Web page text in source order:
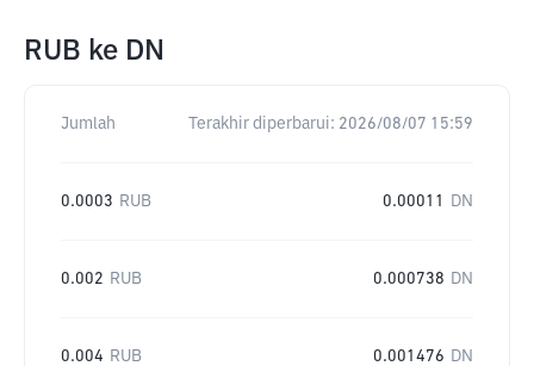
RUB ke DN
Jumlah Terakhir diperbarui: 2026/08/07 15:59
0.0003 RUB 0.00011 DN
0.002 RUB 0.000738 DN
0.004 RUB 0.001476 DN